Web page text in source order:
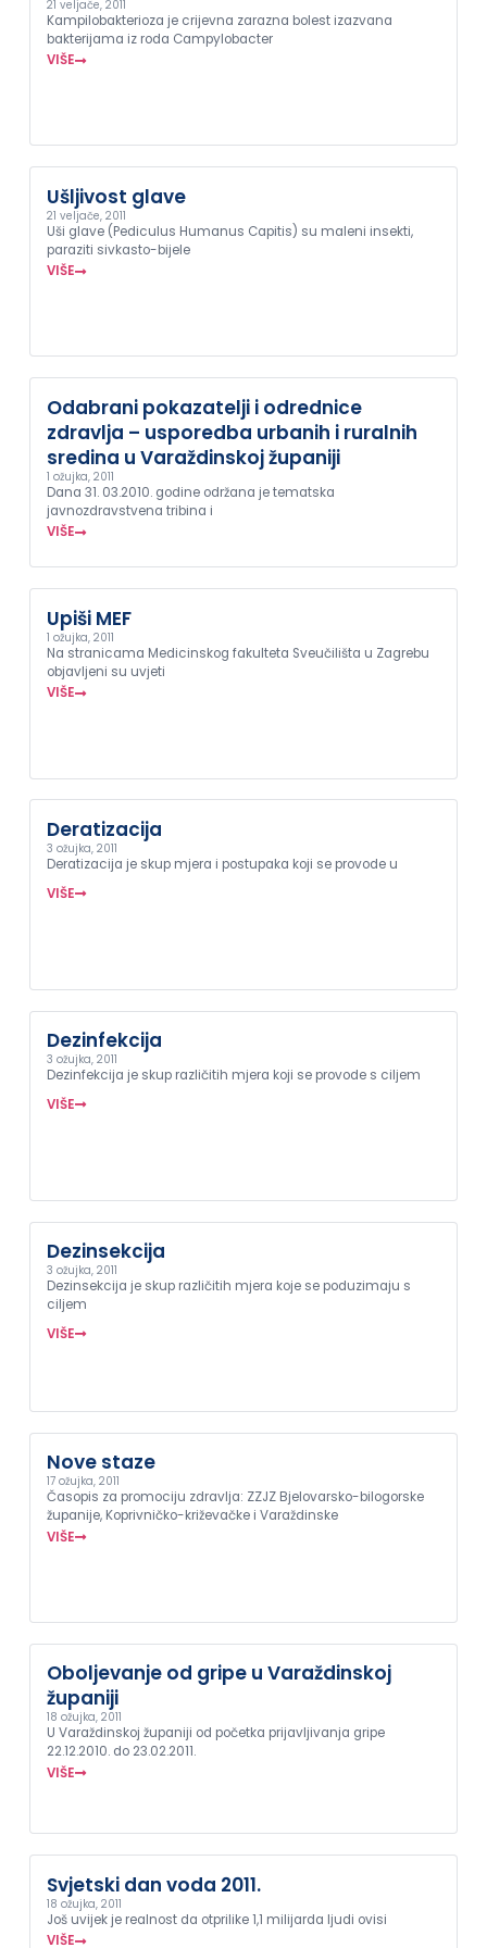
21 veljače, 2011
Kampilobakterioza je crijevna zarazna bolest izazvana
bakterijama iz roda Campylobacter
VIŠE
Ušljivost glave
21 veljače, 2011
Uši glave (Pediculus Humanus Capitis) su maleni insekti,
paraziti sivkasto-bijele
VIŠE
Odabrani pokazatelji i odrednice
zdravlja – usporedba urbanih i ruralnih
sredina u Varaždinskoj županiji
1 ožujka, 2011
Dana 31. 03.2010. godine održana je tematska
javnozdravstvena tribina i
VIŠE
Upiši MEF
1 ožujka, 2011
Na stranicama Medicinskog fakulteta Sveučilišta u Zagrebu
objavljeni su uvjeti
VIŠE
Deratizacija
3 ožujka, 2011
Deratizacija je skup mjera i postupaka koji se provode u
VIŠE
Dezinfekcija
3 ožujka, 2011
Dezinfekcija je skup različitih mjera koji se provode s ciljem
VIŠE
Dezinsekcija
3 ožujka, 2011
Dezinsekcija je skup različitih mjera koje se poduzimaju s
ciljem
VIŠE
Nove staze
17 ožujka, 2011
Časopis za promociju zdravlja: ZZJZ Bjelovarsko-bilogorske
županije, Koprivničko-križevačke i Varaždinske
VIŠE
Oboljevanje od gripe u Varaždinskoj
županiji
18 ožujka, 2011
U Varaždinskoj županiji od početka prijavljivanja gripe
22.12.2010. do 23.02.2011.
VIŠE
Svjetski dan voda 2011.
18 ožujka, 2011
Još uvijek je realnost da otprilike 1,1 milijarda ljudi ovisi
VIŠE